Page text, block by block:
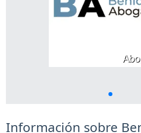
Información sobre